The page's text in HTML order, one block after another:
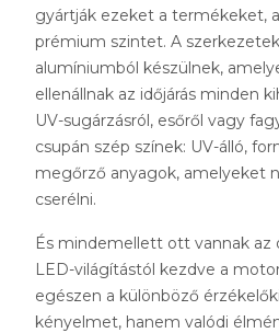
gyártják ezeket a termékeket,
prémium szintet. A
alumíniumból készülnek,
ellenállnak az időjárás minden
UV-sugárzásról, esőről vagy
csupán szép színek: UV-álló,
megőrző anyagok, amelyeket
cserélni.
És mindemellett ott vannak az
LED-világítástól kezdve a
egészen a különböző
kényelmet, hanem valódi